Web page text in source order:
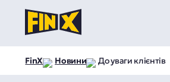
FinX Новини До уваги клієнтів